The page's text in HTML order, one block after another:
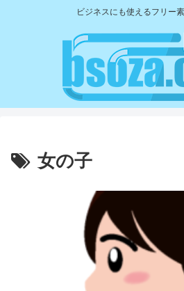
ビジネスにも使えるフリー
女の子